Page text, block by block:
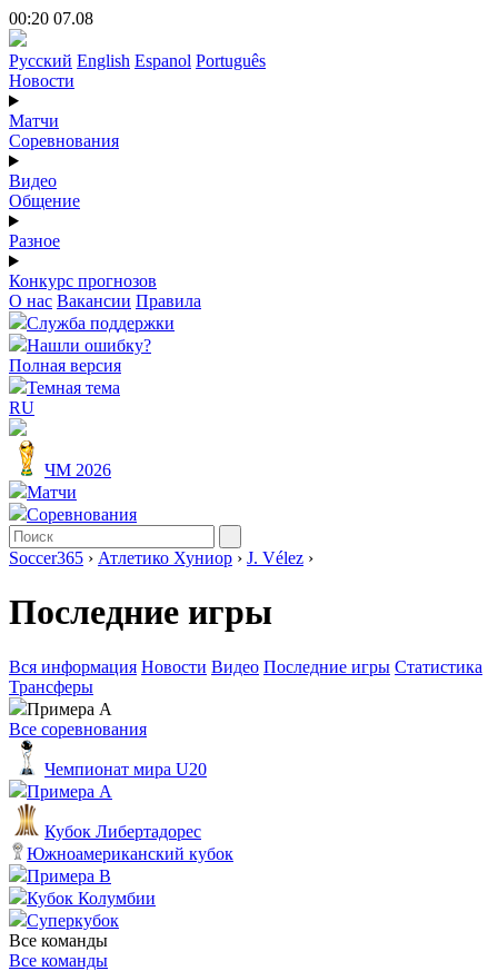
00:20 07.08
Русский English Espanol Português
Новости
Матчи
Соревнования
Видео
Общение
Разное
Конкурс прогнозов
О нас Вакансии Правила
Служба поддержки
Нашли ошибку?
Полная версия
Темная тема
RU
ЧМ 2026
Матчи
Соревнования
Soccer365 › Атлетико Хуниор › J. Vélez ›
Последние игры
Вся информация Новости Видео Последние игры Статистика
Трансферы
Примера А
Все соревнования
Чемпионат мира U20
Примера А
Кубок Либертадорес
Южноамериканский кубок
Примера B
Кубок Колумбии
Суперкубок
Все команды
Все команды